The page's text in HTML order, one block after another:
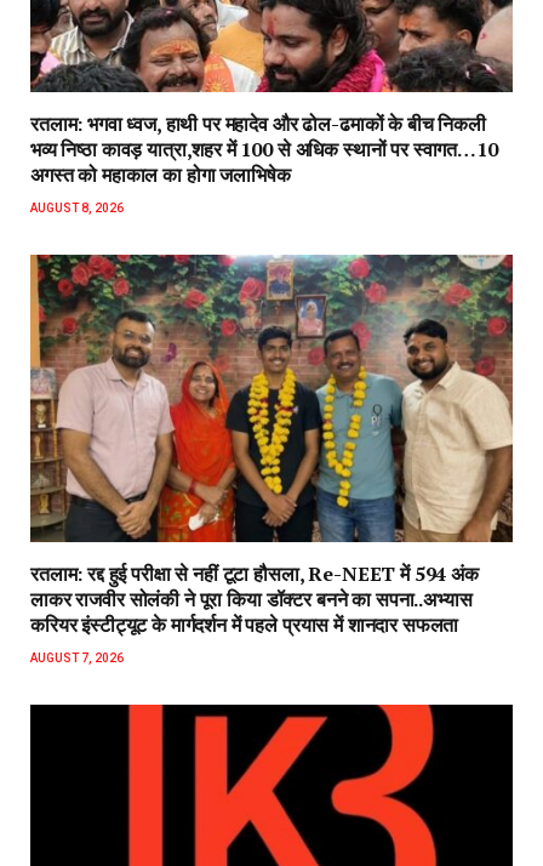
रतलाम: भगवा ध्वज, हाथी पर महादेव और ढोल-ढमाकों के बीच निकली
भव्य निष्ठा कावड़ यात्रा,शहर में 100 से अधिक स्थानों पर स्वागत…10
अगस्त को महाकाल का होगा जलाभिषेक
AUGUST 8, 2026
रतलाम: रद्द हुई परीक्षा से नहीं टूटा हौसला, Re-NEET में 594 अंक
लाकर राजवीर सोलंकी ने पूरा किया डॉक्टर बनने का सपना..अभ्यास
करियर इंस्टीट्यूट के मार्गदर्शन में पहले प्रयास में शानदार सफलता
AUGUST 7, 2026